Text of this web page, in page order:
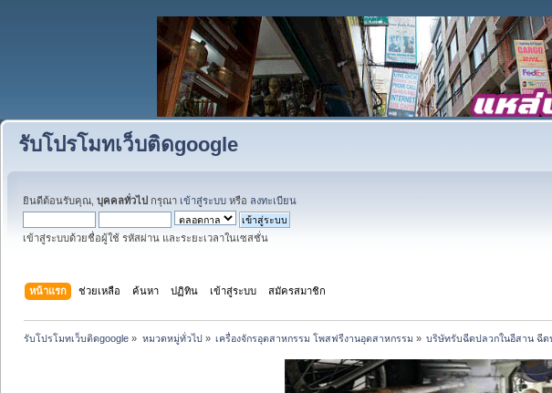
รับโปรโมทเว็บติดgoogle
ยินดีต้อนรับคุณ, บุคคลทั่วไป กรุณา เข้าสู่ระบบ หรือ ลงทะเบียน
เข้าสู่ระบบด้วยชื่อผู้ใช้ รหัสผ่าน และระยะเวลาในเซสชั่น
หน้าแรก ช่วยเหลือ ค้นหา ปฏิทิน เข้าสู่ระบบ สมัครสมาชิก
รับโปรโมทเว็บติดgoogle » หมวดหมู่ทั่วไป» เครื่องจักรอุตสาหกรรม โพสฟรีงานอุตสาหกรรม » บริษัทรับฉีดปลวกในอีสาน ฉีด